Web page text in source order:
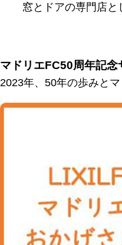
窓とドアの専門店
マドリエFC50周年記念
2023年、50年の歩みと